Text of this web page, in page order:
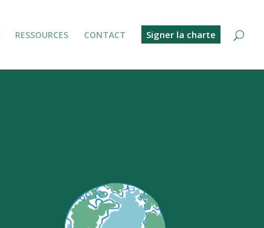
RESSOURCES CONTACT Signer la charte